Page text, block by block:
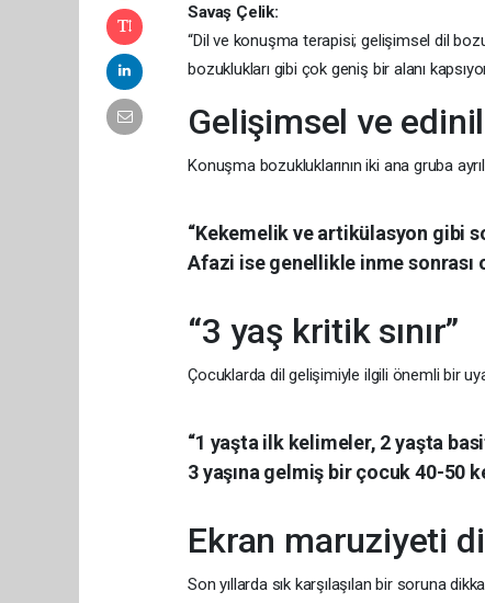
Savaş Çelik:
“Dil ve konuşma terapisi; gelişimsel dil
bozuklukları gibi çok geniş bir alanı
Gelişimsel ve
Konuşma bozukluklarının iki ana gruba
“Kekemelik ve artikülasyon gibi
Afazi ise genellikle inme sonrası
“3 yaş kritik sınır”
Çocuklarda dil gelişimiyle ilgili önemli bir
“1 yaşta ilk kelimeler, 2 yaşta
3 yaşına gelmiş bir çocuk 40-50
Ekran maruziyeti
Son yıllarda sık karşılaşılan bir soruna